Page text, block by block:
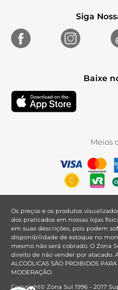
Siga
Baixe
Meios
Os preços e os produtos
dos praticados em nossas lojas
em suas descrições, pois podem
disponibilidade de estoque no
mesmo não será cobrado. O Zona
direito de não vender por atacado.
ALCOÓLICAS SÃO PROIBIDOS
MODERAÇÃO.
Copyright© Zona Sul 1996 - 2017